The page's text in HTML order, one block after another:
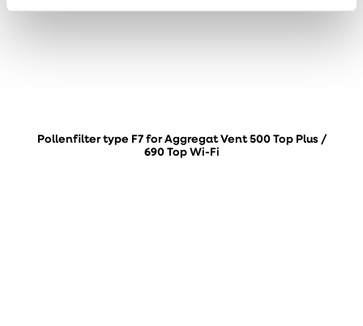
Pollenfilter type F7 for Aggregat Vent 500 Top Plus /
690 Top Wi-Fi